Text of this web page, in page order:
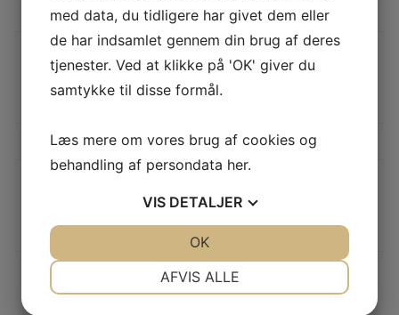
RØD TIL SPRAYPOLERING OG LETTERE AFSKURING.
LÆS MERE
HÅRDE BELÆGNINGER.
LÆS MERE
med data, du tidligere har givet dem eller
de har indsamlet gennem din brug af deres
tjenester. Ved at klikke på 'OK' giver du
samtykke til disse formål.
Læs mere om vores brug af cookies og
behandling af persondata her.
VIS DETALJER
AFVIS ALLE
OK